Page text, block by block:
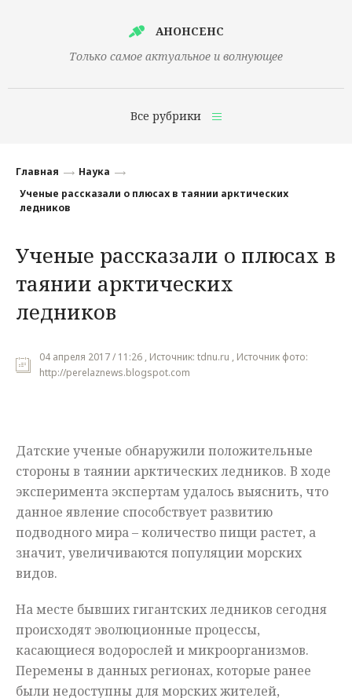
АНОНСЕНС
Только самое актуальное и волнующее
Все рубрики
Финансы
Наука
Культура
Общество
Мнения
Главная
Наука
Ученые рассказали о плюсах в таянии арктических
ледников
Ученые рассказали о плюсах в
таянии арктических
ледников
04 апреля 2017 / 11:26 , Источник: tdnu.ru , Источник фото:
http://perelaznews.blogspot.com
Датские ученые обнаружили положительные
стороны в таянии арктических ледников. В ходе
эксперимента экспертам удалось выяснить, что
данное явление способствует развитию
подводного мира – количество пищи растет, а
значит, увеличиваются популяции морских
видов.
На месте бывших гигантских ледников сегодня
происходят эволюционные процессы,
касающиеся водорослей и микроорганизмов.
Перемены в данных регионах, которые ранее
были недоступны для морских жителей,